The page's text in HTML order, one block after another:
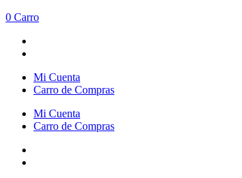
0 Carro
Mi Cuenta
Carro de Compras
Mi Cuenta
Carro de Compras